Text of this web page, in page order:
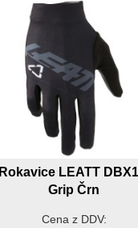
Rokavice LEATT
Grip Črn
Cena z DDV: